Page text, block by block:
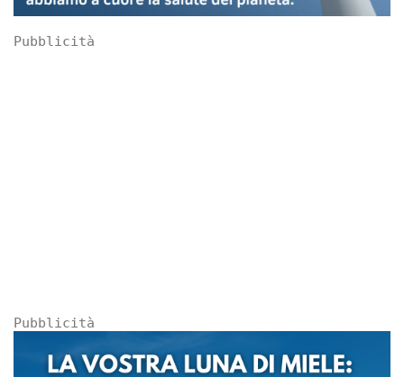
Pubblicità
Pubblicità